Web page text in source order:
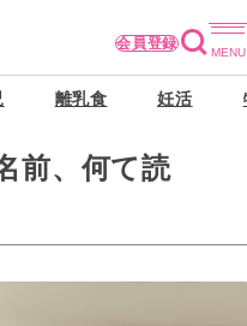
会員登録
離乳食 妊活
前、何て読